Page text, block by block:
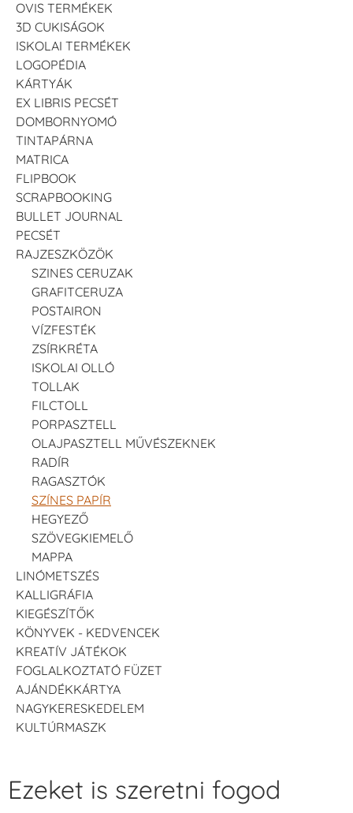
OVIS TERMÉKEK
3D CUKISÁGOK
ISKOLAI TERMÉKEK
LOGOPÉDIA
KÁRTYÁK
EX LIBRIS PECSÉT
DOMBORNYOMÓ
TINTAPÁRNA
MATRICA
FLIPBOOK
SCRAPBOOKING
BULLET JOURNAL
PECSÉT
RAJZESZKÖZÖK
SZINES CERUZAK
GRAFITCERUZA
POSTAIRON
VÍZFESTÉK
ZSÍRKRÉTA
ISKOLAI OLLÓ
TOLLAK
FILCTOLL
PORPASZTELL
OLAJPASZTELL MŰVÉSZEKNEK
RADÍR
RAGASZTÓK
SZÍNES PAPÍR
HEGYEZŐ
SZÖVEGKIEMELŐ
MAPPA
LINÓMETSZÉS
KALLIGRÁFIA
KIEGÉSZÍTŐK
KÖNYVEK - KEDVENCEK
KREATÍV JÁTÉKOK
FOGLALKOZTATÓ FÜZET
AJÁNDÉKKÁRTYA
NAGYKERESKEDELEM
KULTÚRMASZK
Ezeket is szeretni fogod